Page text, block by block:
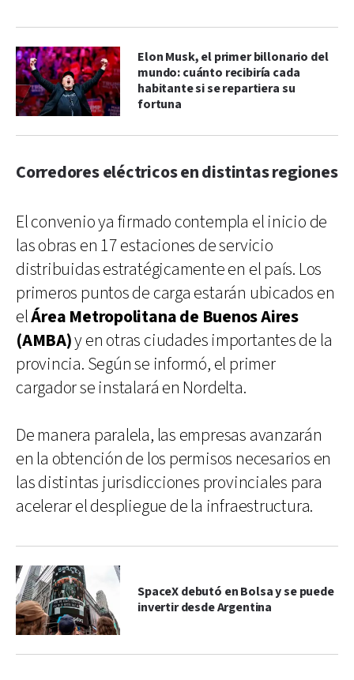
Elon Musk, el primer billonario del
mundo: cuánto recibiría cada
habitante si se repartiera su
fortuna
Corredores eléctricos en distintas regiones
El convenio ya firmado contempla el inicio de
las obras en 17 estaciones de servicio
distribuidas estratégicamente en el país. Los
primeros puntos de carga estarán ubicados en
elÁrea Metropolitana de Buenos Aires
(AMBA)y en otras ciudades importantes de la
provincia. Según se informó, el primer
cargador se instalará en Nordelta.
De manera paralela, las empresas avanzarán
en la obtención de los permisos necesarios en
las distintas jurisdicciones provinciales para
acelerar el despliegue de la infraestructura.
SpaceX debutó en Bolsa y se puede
invertir desde Argentina